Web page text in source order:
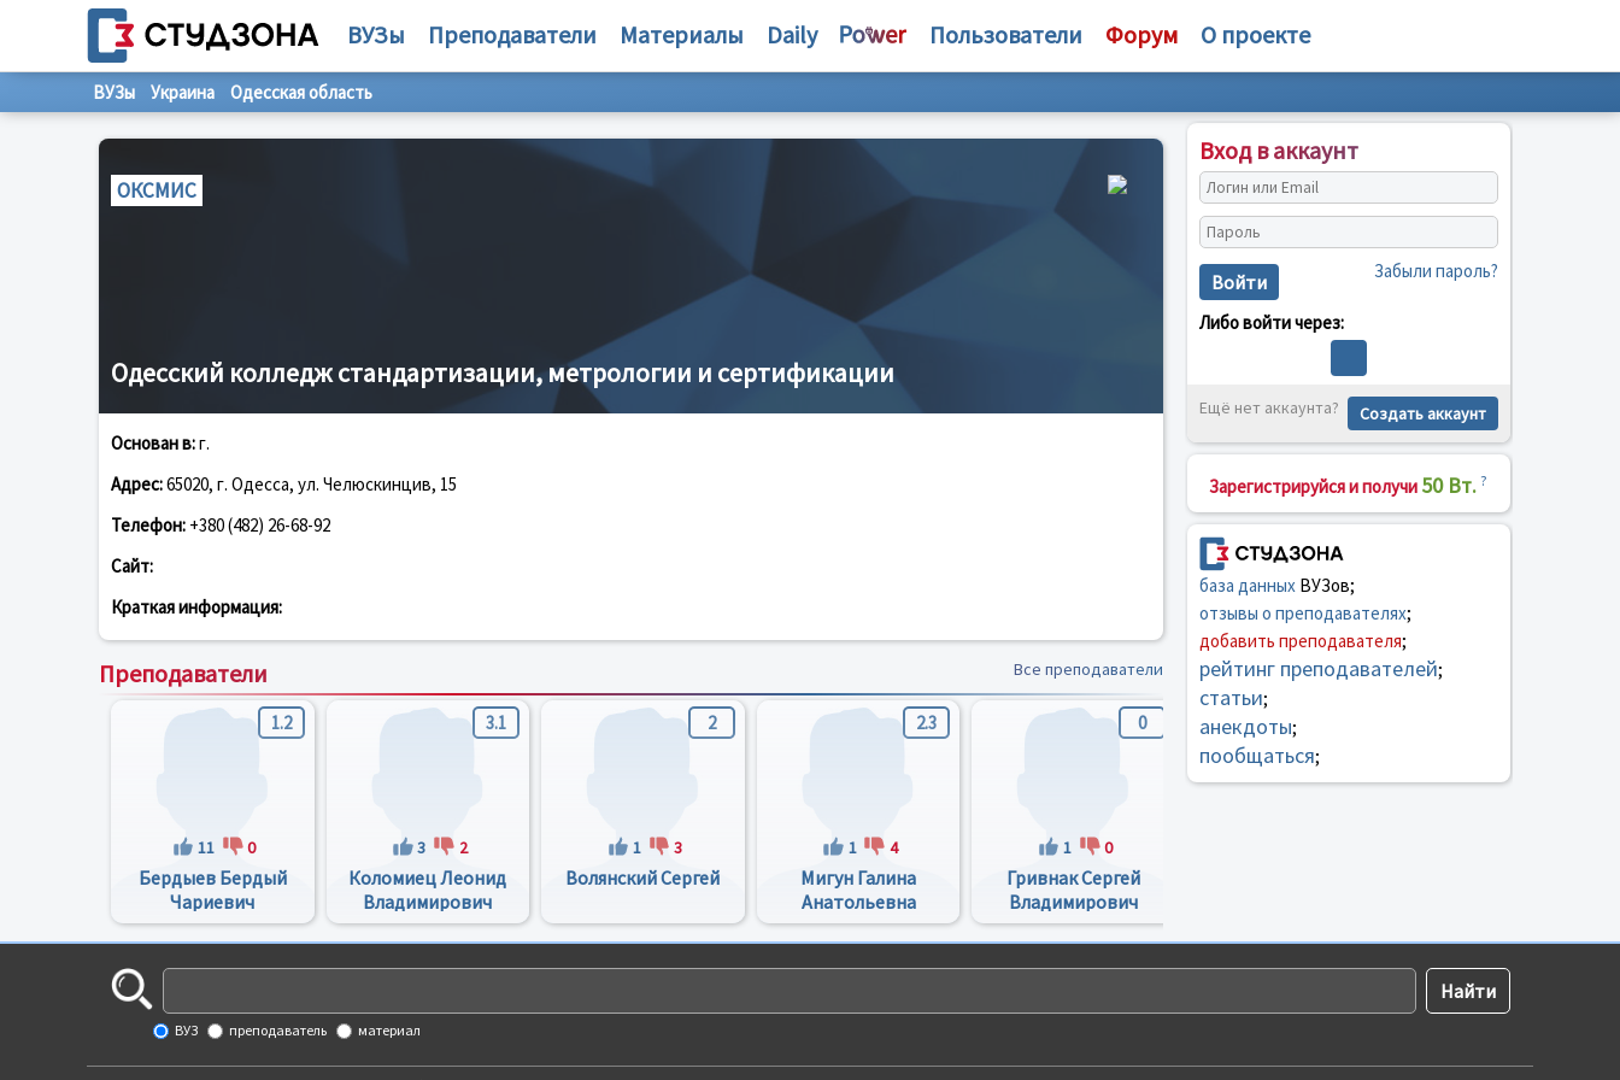
ВУЗы Преподаватели Материалы Daily Пользователи Форум О проекте
ВУЗы Украина Одесская область
ОКСМИС
Одесский колледж стандартизации, метрологии и сертификации
Основан в:г.
Адрес:65020, г. Одесса, ул. Челюскинцив, 15
Телефон: +380 (482) 26-68-92
Сайт:
Краткая информация:
Преподаватели Все преподаватели
1.2
11 0
Бердыев Бердый
Чариевич
3.1
3 2
Коломиец Леонид
Владимирович
2
1 3
Волянский Сергей
2.3
1 4
Мигун Галина
Анатольевна
0
1 0
Гривнак Сергей
Владимирович
Вход в аккаунт
Войти Забыли пароль?
Либо войти через:
Ещё нет аккаунта? Создать аккаунт
Зарегистрируйся и получи 50 Вт. ?
база данныхВУЗов;
отзывы о преподавателях;
добавить преподавателя;
рейтинг преподавателей;
статьи;
анекдоты;
пообщаться;
ВУЗ преподаватель материал